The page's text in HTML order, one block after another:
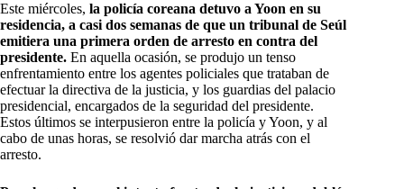
Este miércoles, la policía coreana detuvo a Yoon en su
residencia, a casi dos semanas de que un tribunal de Seúl
emitiera una primera orden de arresto en contra del
presidente. En aquella ocasión, se produjo un tenso
enfrentamiento entre los agentes policiales que trataban de
efectuar la directiva de la justicia, y los guardias del palacio
presidencial, encargados de la seguridad del presidente.
Estos últimos se interpusieron entre la policía y Yoon, y al
cabo de unas horas, se resolvió dar marcha atrás con el
arresto.